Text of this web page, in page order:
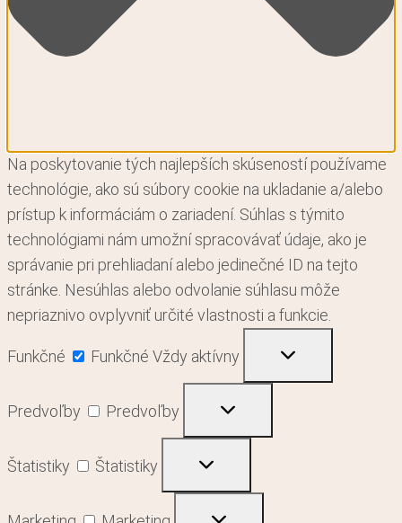
Na poskytovanie tých najlepších skúseností používame
technológie, ako sú súbory cookie na ukladanie a/alebo
prístup k informáciám o zariadení. Súhlas s týmito
technológiami nám umožní spracovávať údaje, ako je
správanie pri prehliadaní alebo jedinečné ID na tejto
stránke. Nesúhlas alebo odvolanie súhlasu môže
nepriaznivo ovplyvniť určité vlastnosti a funkcie.
Funkčné Funkčné Vždy aktívny
Predvoľby Predvoľby
Štatistiky Štatistiky